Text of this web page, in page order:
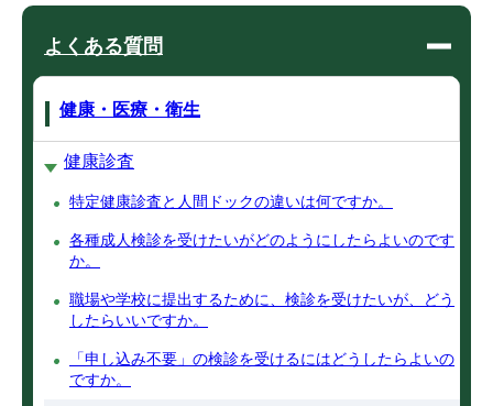
よくある質問
健康・医療・衛生
健康診査
特定健康診査と人間ドックの違いは何ですか。
各種成人検診を受けたいがどのようにしたらよいのです
か。
職場や学校に提出するために、検診を受けたいが、どう
したらいいですか。
「申し込み不要」の検診を受けるにはどうしたらよいの
ですか。